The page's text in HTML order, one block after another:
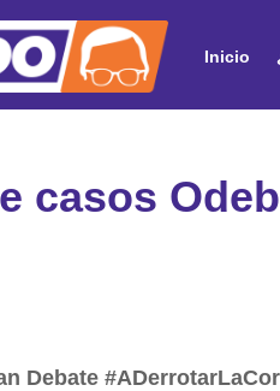
Inicio
casos
Debate